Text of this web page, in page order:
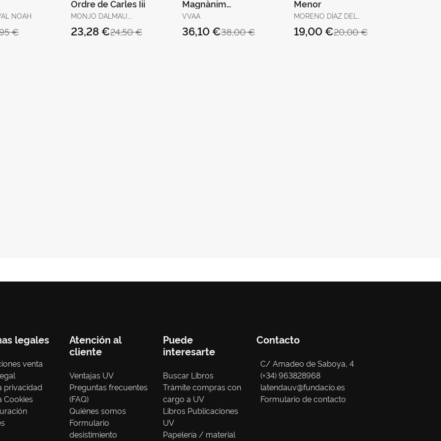
NOAH
€
Ordre de Carles Iii
MONJO DALMAU,
24,50 €
23,28 €
Magnànim
(València, 1417-
VVAA
38,00 €
36,10 €
Menor
MORENO DÍAZ DEL
20,00 €
19,00 €
legales
venta
privacidad
Cookies
Atención al
cliente
Ventajas UV
Preguntas frecuentes
(FAQ)
Quiénes somos
Formulario
desistimiento
Puede
interesarte
Buscar Libros
Trámite compras con
cargo a UV
Libros Publicaciones
UV
Papelería / material
Contacto
C/ Amadeo de Saboya, 4
(+34) 963828968
latendauv@fundacio.es
Formulario de contacto